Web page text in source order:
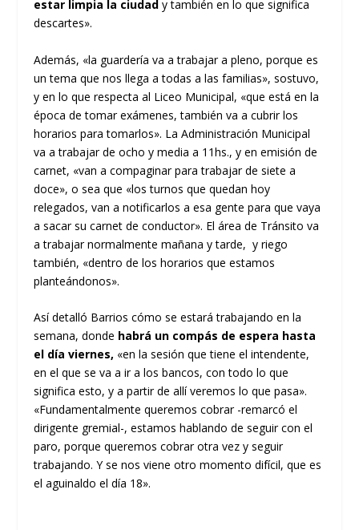
estar limpia la ciudad y también en lo que significa
descartes».
Además, «la guardería va a trabajar a pleno, porque es
un tema que nos llega a todas a las familias», sostuvo,
y en lo que respecta al Liceo Municipal, «que está en la
época de tomar exámenes, también va a cubrir los
horarios para tomarlos». La Administración Municipal
va a trabajar de ocho y media a 11hs., y en emisión de
carnet, «van a compaginar para trabajar de siete a
doce», o sea que «los turnos que quedan hoy
relegados, van a notificarlos a esa gente para que vaya
a sacar su carnet de conductor». El área de Tránsito va
a trabajar normalmente mañana y tarde, y riego
también, «dentro de los horarios que estamos
planteándonos».
Así detalló Barrios cómo se estará trabajando en la
semana, donde habrá un compás de espera hasta
el día viernes, «en la sesión que tiene el intendente,
en el que se va a ir a los bancos, con todo lo que
significa esto, y a partir de allí veremos lo que pasa».
«Fundamentalmente queremos cobrar -remarcó el
dirigente gremial-, estamos hablando de seguir con el
paro, porque queremos cobrar otra vez y seguir
trabajando. Y se nos viene otro momento difícil, que es
el aguinaldo el día 18».